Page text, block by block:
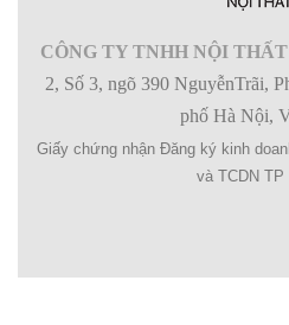
CÔNG TY TNHH NỘI
2, Số 3, ngõ 390 NguyễnTrãi,
phố Hà Nội,
Giấy chứng nhận Đăng ký kinh
và TCDN TP